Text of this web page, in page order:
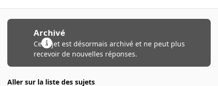
Archivé
Ce sujet est désormais archivé et ne peut plus
recevoir de nouvelles réponses.
Aller sur la liste des sujets